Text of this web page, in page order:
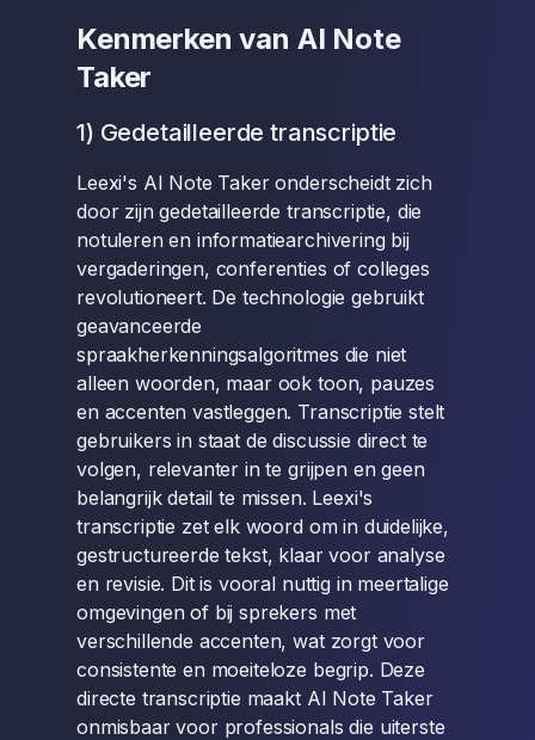
Kenmerken van AI Note
Taker
1) Gedetailleerde transcriptie
Leexi's AI Note Taker onderscheidt zich
door zijn gedetailleerde transcriptie, die
notuleren en informatiearchivering bij
vergaderingen, conferenties of colleges
revolutioneert. De technologie gebruikt
geavanceerde
spraakherkenningsalgoritmes die niet
alleen woorden, maar ook toon, pauzes
en accenten vastleggen. Transcriptie stelt
gebruikers in staat de discussie direct te
volgen, relevanter in te grijpen en geen
belangrijk detail te missen. Leexi's
transcriptie zet elk woord om in duidelijke,
gestructureerde tekst, klaar voor analyse
en revisie. Dit is vooral nuttig in meertalige
omgevingen of bij sprekers met
verschillende accenten, wat zorgt voor
consistente en moeiteloze begrip. Deze
directe transcriptie maakt AI Note Taker
onmisbaar voor professionals die uiterste